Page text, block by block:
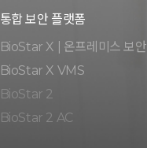
통합 보안 플랫폼
BioStar X | 온프레미스 보안
BioStar X VMS
BioStar 2
BioStar 2 AC